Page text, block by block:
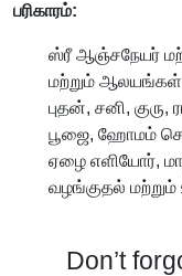
பரிகாரம்:
ஸ்ரீ ஆஞ்சநேயர்
மற்றும் ஆலயங்கள்
புதன், சனி, குரு,
பூஜை, ஹோமம்
ஏழை எளியோர்,
வழங்குதல்
Don’t